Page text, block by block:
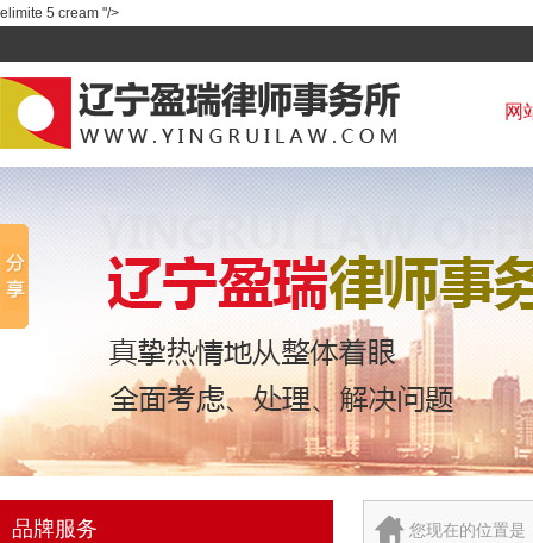
elimite 5 cream "/>
网
品牌服务 您现在的位置是